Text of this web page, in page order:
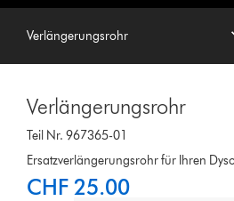
durchsuchen
Verlängerungsrohr
Verlängerungsrohr
Teil Nr. 967365-01
Ersatzverlängerungsrohr für Ihren
CHF 25.00